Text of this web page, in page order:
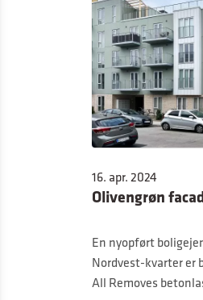
16. apr. 2024
Olivengrøn
En nyopført
Nordvest-kvarter er
All Removes